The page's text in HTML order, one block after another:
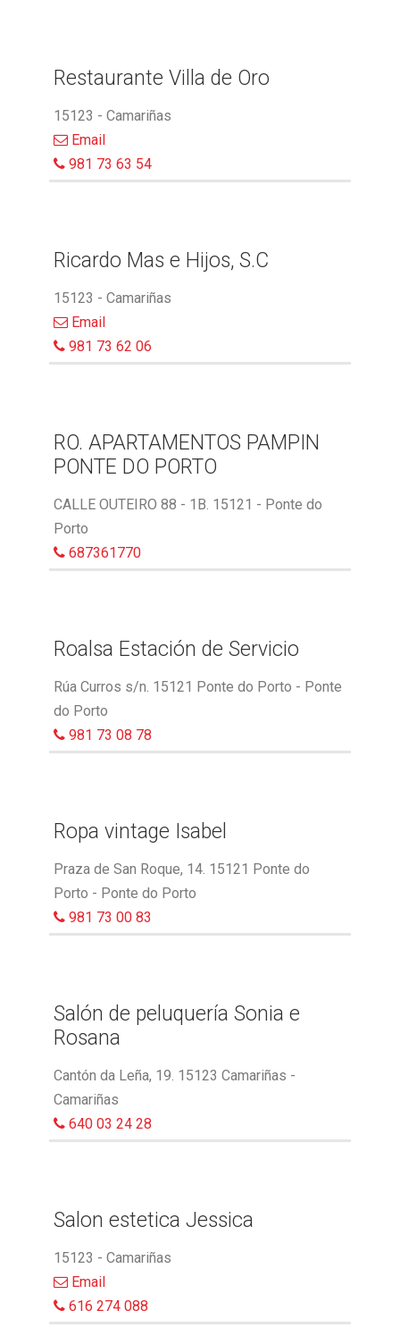
Restaurante Villa de Oro
15123 - Camariñas
Email
981 73 63 54
Ricardo Mas e Hijos, S.C
15123 - Camariñas
Email
981 73 62 06
RO. APARTAMENTOS PAMPIN
PONTE DO PORTO
CALLE OUTEIRO 88 - 1B. 15121 - Ponte do
Porto
687361770
Roalsa Estación de Servicio
Rúa Curros s/n. 15121 Ponte do Porto - Ponte
do Porto
981 73 08 78
Ropa vintage Isabel
Praza de San Roque, 14. 15121 Ponte do
Porto - Ponte do Porto
981 73 00 83
Salón de peluquería Sonia e
Rosana
Cantón da Leña, 19. 15123 Camariñas -
Camariñas
640 03 24 28
Salon estetica Jessica
15123 - Camariñas
Email
616 274 088